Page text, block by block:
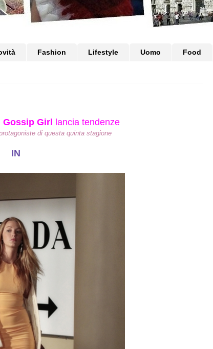
Fashion Lifestyle Uomo Food
Gossip Girl lancia tendenze
di questa quinta stagione
IN